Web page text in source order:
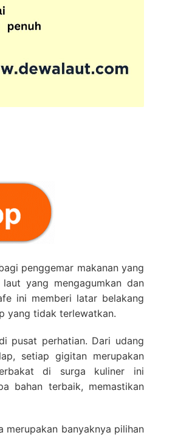
penggemar makanan yang
yang mengagumkan dan
ini memberi latar belakang
yang tidak terlewatkan.
pusat perhatian. Dari udang
setiap gigitan merupakan
di surga kuliner ini
bahan terbaik, memastikan
merupakan banyaknya pilihan